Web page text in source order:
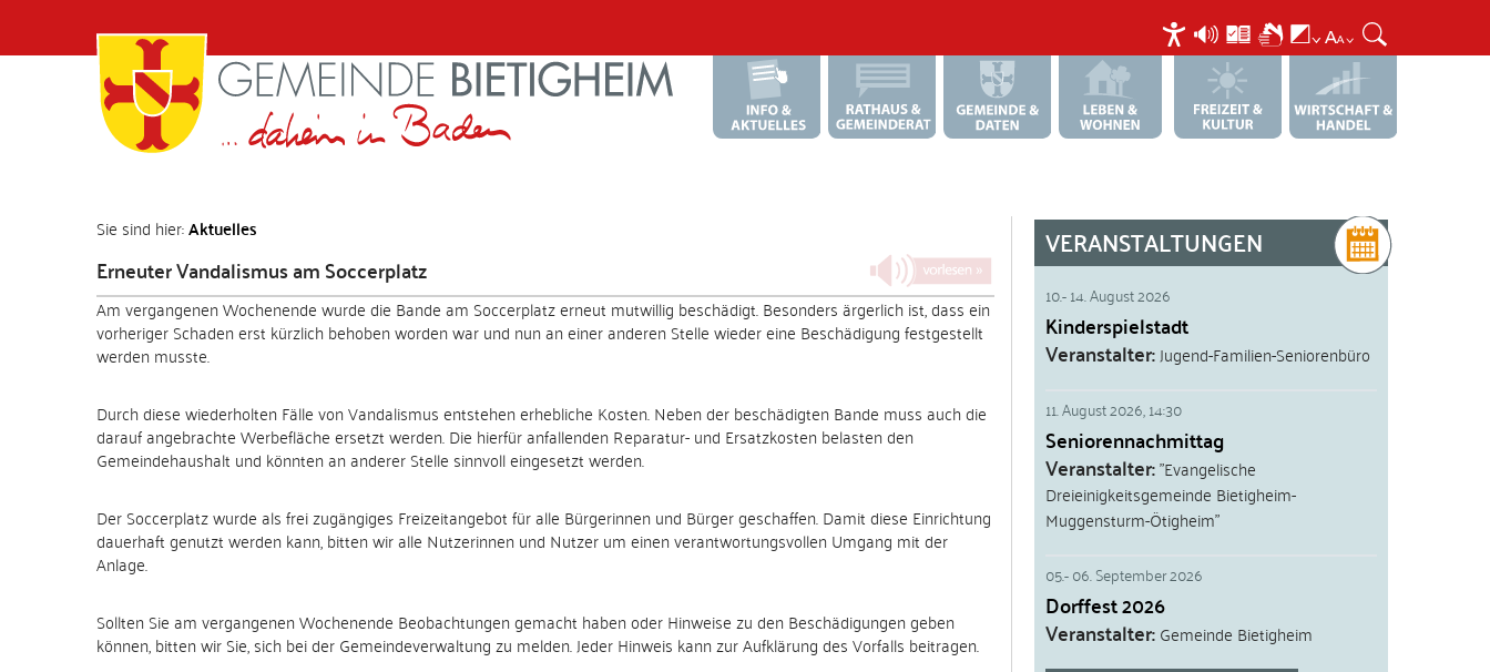
Sie sind hier:Aktuelles
Erneuter Vandalismus am Soccerplatz
Am vergangenen Wochenende wurde die Bande am Soccerplatz erneut mutwillig beschädigt. Besonders ärgerlich ist, dass ein
vorheriger Schaden erst kürzlich behoben worden war und nun an einer anderen Stelle wieder eine Beschädigung festgestellt
werden musste.
Durch diese wiederholten Fälle von Vandalismus entstehen erhebliche Kosten. Neben der beschädigten Bande muss auch die
darauf angebrachte Werbefläche ersetzt werden. Die hierfür anfallenden Reparatur- und Ersatzkosten belasten den
Gemeindehaushalt und könnten an anderer Stelle sinnvoll eingesetzt werden.
Der Soccerplatz wurde als frei zugängiges Freizeitangebot für alle Bürgerinnen und Bürger geschaffen. Damit diese Einrichtung
dauerhaft genutzt werden kann, bitten wir alle Nutzerinnen und Nutzer um einen verantwortungsvollen Umgang mit der
Anlage.
Sollten Sie am vergangenen Wochenende Beobachtungen gemacht haben oder Hinweise zu den Beschädigungen geben
können, bitten wir Sie, sich bei der Gemeindeverwaltung zu melden. Jeder Hinweis kann zur Aufklärung des Vorfalls beitragen.
VERANSTALTUNGEN
10.-14. August 2026
Kinderspielstadt
Veranstalter Jugend-Familien-Seniorenbüro
11. August 2026,14:30
Seniorennachmittag
Veranstalter "Evangelische
Dreieinigkeitsgemeinde Bietigheim-
Muggensturm-Ötigheim"
05.-06. September 2026
Dorffest 2026
Veranstalter Gemeinde Bietigheim